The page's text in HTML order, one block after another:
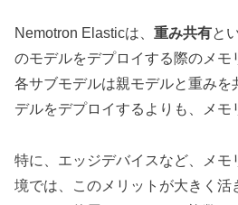
Nemotron Elasticは、 重み共有と
のモデルをデプロイする際のメモ
各サブモデルは親モデルと重みを
デルをデプロイするよりも、メモ
特に、エッジデバイスなど、メモ
境では、このメリットが大きく活